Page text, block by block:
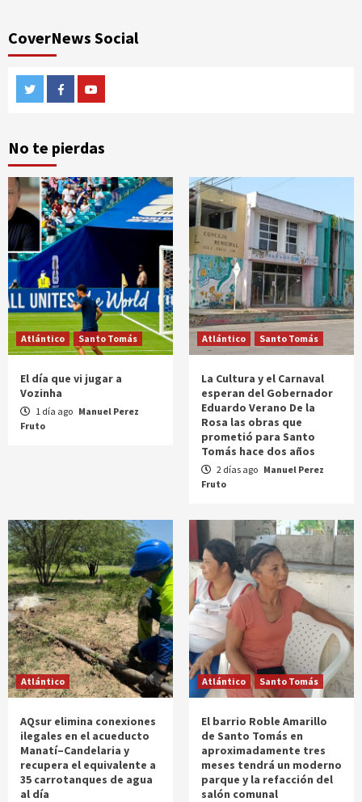
CoverNews Social
TwitterFacebook
No te pierdas
Atlántico Santo Tomás
El día que vi jugar a
Vozinha
1 día ago Manuel Perez
Fruto
Atlántico Santo Tomás
La Cultura y el Carnaval
esperan del Gobernador
Eduardo Verano De la
Rosa las obras que
prometió para Santo
Tomás hace dos años
2 días ago Manuel Perez
Fruto
Atlántico
AQsur elimina conexiones
ilegales en el acueducto
Manatí–Candelaria y
recupera el equivalente a
35 carrotanques de agua
al día
Atlántico Santo Tomás
El barrio Roble Amarillo
de Santo Tomás en
aproximadamente tres
meses tendrá un moderno
parque y la refacción del
salón comunal